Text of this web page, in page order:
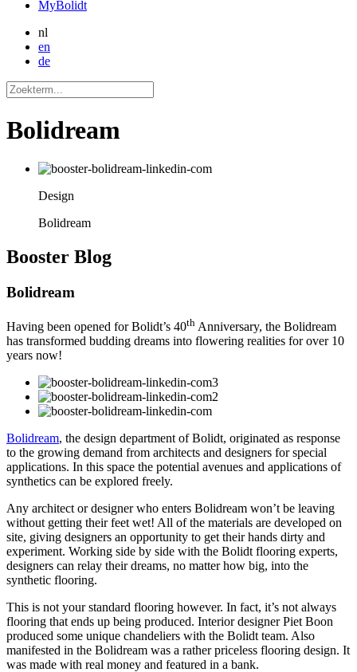
MyBolidt
nl
en
de
Bolidream
Design
Bolidream
Booster Blog
Bolidream
Having been opened for Bolidt’s 40th Anniversary, the Bolidream
has transformed budding dreams into flowering realities for over 10
years now!
Bolidream, the design department of Bolidt, originated as response
to the growing demand from architects and designers for special
applications. In this space the potential avenues and applications of
synthetics can be explored freely.
Any architect or designer who enters Bolidream won’t be leaving
without getting their feet wet! All of the materials are developed on
site, giving designers an opportunity to get their hands dirty and
experiment. Working side by side with the Bolidt flooring experts,
designers can relay their dreams, no matter how big, into the
synthetic flooring.
This is not your standard flooring however. In fact, it’s not always
flooring that ends up being produced. Interior designer Piet Boon
produced some unique chandeliers with the Bolidt team. Also
manifested in the Bolidream was a rather priceless flooring design. It
was made with real money and featured in a bank.